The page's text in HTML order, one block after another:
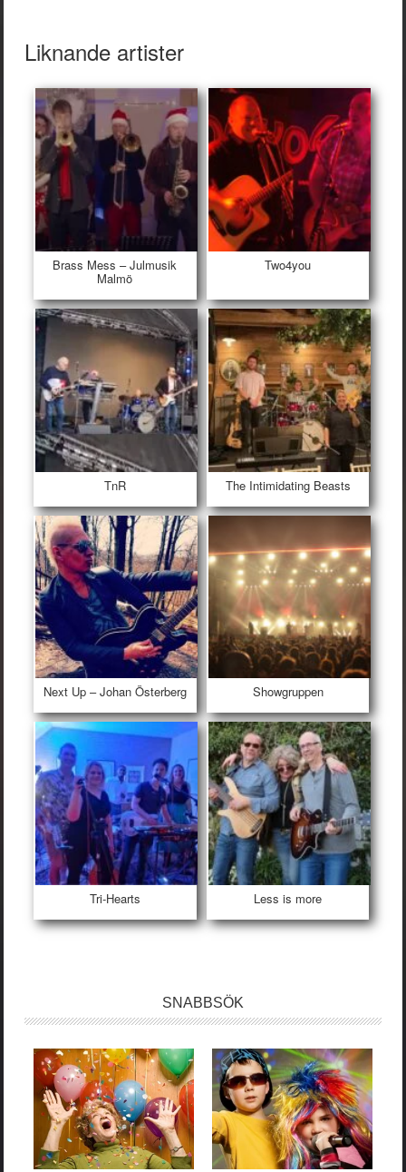
Liknande artister
Brass Mess – Julmusik
Malmö
Two4you
TnR The Intimidating Beasts
Next Up – Johan Österberg Showgruppen
Tri-Hearts Less is more
SNABBSÖK